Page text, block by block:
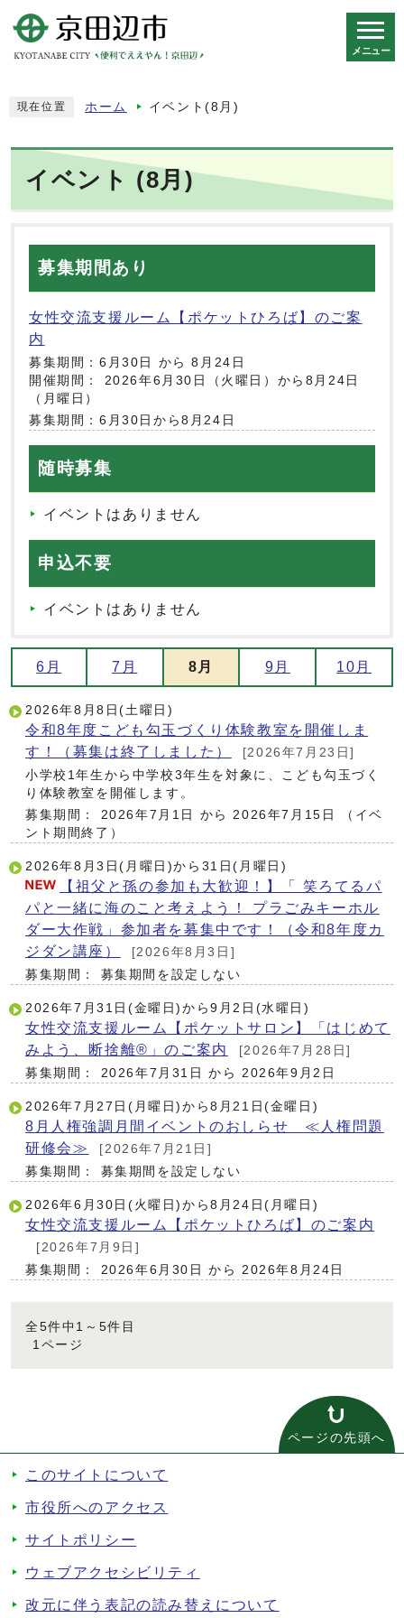
メニュー
現在位置 ホーム イベント(8月)
イベント (8月)
募集期間あり
女性交流支援ルーム【ポケットひろば】のご案
内
募集期間：6月30日 から 8月24日
開催期間： 2026年6月30日（火曜日）から8月24日
（月曜日）
募集期間：6月30日から8月24日
随時募集
イベントはありません
申込不要
イベントはありません
6月 7月 8月 9月 10月
2026年8月8日(土曜日)
令和8年度こども勾玉づくり体験教室を開催しま
す！（募集は終了しました）
[2026年7月23日]
小学校1年生から中学校3年生を対象に、こども勾玉づく
り体験教室を開催します。
募集期間： 2026年7月1日 から 2026年7月15日
（イベ
ント期間終了）
2026年8月3日(月曜日)から31日(月曜日)
【祖父と孫の参加も大歓迎！】「 笑ろてるパ
パと一緒に海のこと考えよう！ プラごみキーホル
ダー大作戦」参加者を募集中です！（令和8年度カ
ジダン講座）
[2026年8月3日]
募集期間： 募集期間を設定しない
2026年7月31日(金曜日)から9月2日(水曜日)
女性交流支援ルーム【ポケットサロン】「はじめて
みよう、断捨離®」のご案内
[2026年7月28日]
募集期間： 2026年7月31日 から 2026年9月2日
2026年7月27日(月曜日)から8月21日(金曜日)
8月人権強調月間イベントのおしらせ ≪人権問題
研修会≫
[2026年7月21日]
募集期間： 募集期間を設定しない
2026年6月30日(火曜日)から8月24日(月曜日)
女性交流支援ルーム【ポケットひろば】のご案内
[2026年7月9日]
募集期間： 2026年6月30日 から 2026年8月24日
全5件中1～5件目
1ページ
ページの先頭へ
このサイトについて
市役所へのアクセス
サイトポリシー
ウェブアクセシビリティ
改元に伴う表記の読み替えについて